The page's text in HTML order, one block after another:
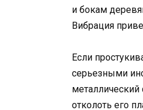
и бокам
Вибрация
Если
серьезными
металлический
отколоть его